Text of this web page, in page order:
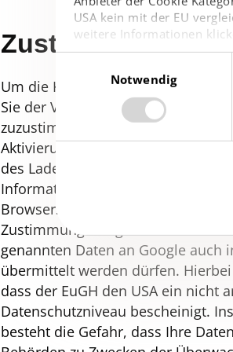
USA kein mit der EU
weitere Informationen
Notwendig
Zustimmung
Um die Kartendarstellung zu
Sie der Verwendung von „Google
zuzustimmen. Darüber hinaus
Aktivierung von Google Maps zu,
des Ladens der Karten Ihre IP-
Informationen zu Ihrem Endgerät
Browsers an Google übermitteln.
Zustimmung willigen Sie zudem
genannten Daten an Google auch
übermittelt werden dürfen.
dass der EuGH den USA ein nicht
Datenschutzniveau bescheinigt.
besteht die Gefahr, dass Ihre